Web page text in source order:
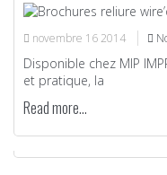
novembre 16 2014
Disponible chez MIP
et pratique, la
Read more...